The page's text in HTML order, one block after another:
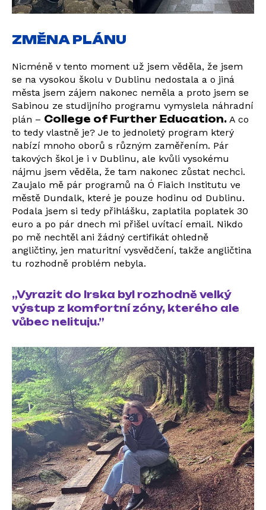
ZMĚNA PLÁNU
Nicméně v tento moment už jsem věděla, že jsem
se na vysokou školu v Dublinu nedostala a o jiná
města jsem zájem nakonec neměla a proto jsem se
Sabinou ze studijního programu vymyslela náhradní
plán – College of Further Education. A co
to tedy vlastně je? Je to jednoletý program který
nabízí mnoho oborů s různým zaměřením. Pár
takových škol je i v Dublinu, ale kvůli vysokému
nájmu jsem věděla, že tam nakonec zůstat nechci.
Zaujalo mě pár programů na Ó Fiaich Institutu ve
městě Dundalk, které je pouze hodinu od Dublinu.
Podala jsem si tedy přihlášku, zaplatila poplatek 30
euro a po pár dnech mi přišel uvítací email. Nikdo
po mě nechtěl ani žádný certifikát ohledně
angličtiny, jen maturitní vysvědčení, takže angličtina
tu rozhodně problém nebyla.
„Vyrazit do Irska byl rozhodně velký
výstup z komfortní zóny, kterého ale
vůbec nelituju.”